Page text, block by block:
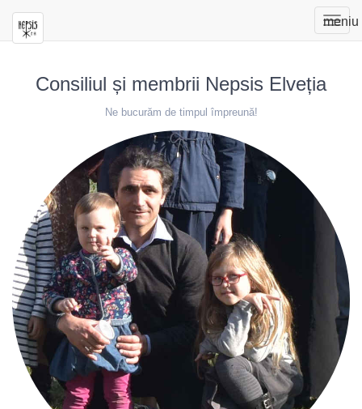
meniu
Consiliul și membrii Nepsis Elveția
Ne bucurăm de timpul împreună!